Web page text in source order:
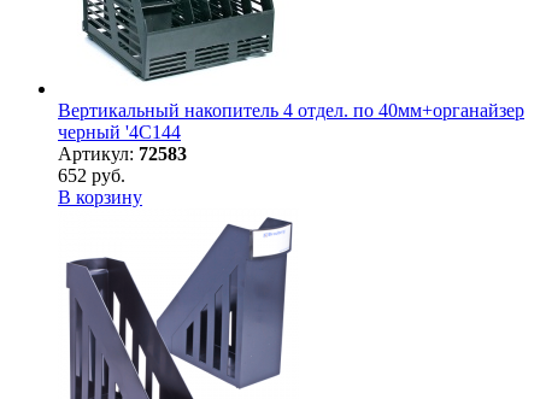
Вертикальный накопитель 4 отдел. по 40мм+органайзер
черный '4C144
Артикул: 72583
652 руб.
В корзину